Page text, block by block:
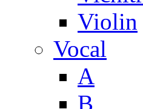
Violin
Vocal
A
B